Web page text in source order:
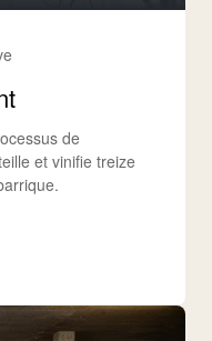
de
et vinifie treize